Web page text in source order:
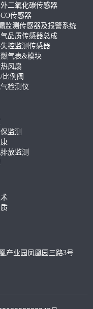
二氧化碳传感器
传感器
监测传感器及报警系统
品质传感器总成
控监测传感器
气表&模块
风扇
比例阀
检测仪
监测
放监测
产业园凤凰园三路3号